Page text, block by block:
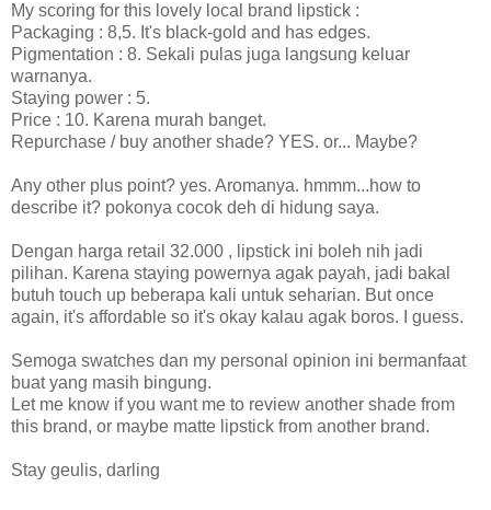
My scoring for this lovely local brand lipstick :
Packaging : 8,5. It's black-gold and has edges.
Pigmentation : 8. Sekali pulas juga langsung keluar
warnanya.
Staying power : 5.
Price : 10. Karena murah banget.
Repurchase / buy another shade? YES. or... Maybe?
Any other plus point? yes. Aromanya. hmmm...how to
describe it? pokonya cocok deh di hidung saya.
Dengan harga retail 32.000 , lipstick ini boleh nih jadi
pilihan. Karena staying powernya agak payah, jadi bakal
butuh touch up beberapa kali untuk seharian. But once
again, it's affordable so it's okay kalau agak boros. I guess.
Semoga swatches dan my personal opinion ini bermanfaat
buat yang masih bingung.
Let me know if you want me to review another shade from
this brand, or maybe matte lipstick from another brand.
Stay geulis, darling